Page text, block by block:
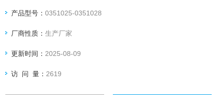
IPHASE Monkey （Rhesus） urine, Single donor, Male
产品型号：0351025-0351028
厂商性质：生产厂家
更新时间： 2025-08-09
访 问 量： 2619